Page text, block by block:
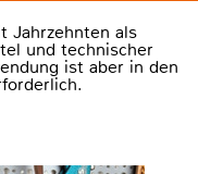
Jahrzehnten als
und technischer
ist aber in den